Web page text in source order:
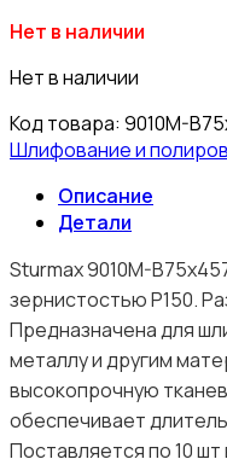
Нет в наличии
Нет в наличии
Код товара: 9010M-
Шлифование и
Описание
Детали
Sturmax 9010M-
зернистостью Р150.
Предназначена для
металлу и другим
высокопрочную
обеспечивает
Поставляется по 10 шт